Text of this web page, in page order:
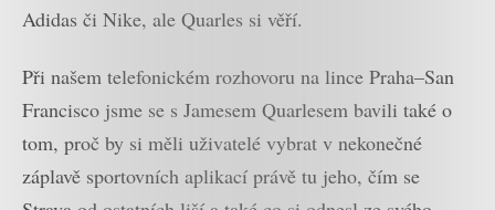
Adidas či Nike, ale Quarles si věří.
Při našem telefonickém rozhovoru na lince Praha–San
Francisco jsme se s Jamesem Quarlesem bavili také o
tom, proč by si měli uživatelé vybrat v nekonečné
záplavě sportovních aplikací právě tu jeho, čím se